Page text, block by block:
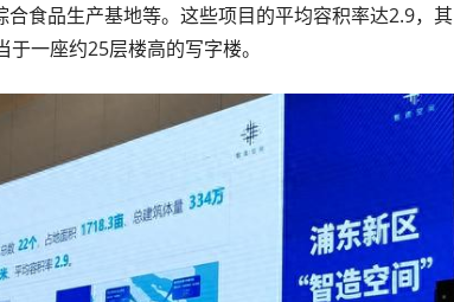
食品生产基地等。这些项目的平均容积率达2.9，其
一座约25层楼高的写字楼。